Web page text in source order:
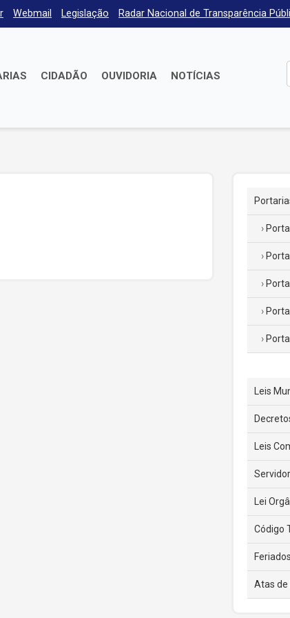
Webmail Legislação Radar Nacional de Transparência
CIDADÃO OUVIDORIA NOTÍCIAS
Leis
Leis
Lei
Código
Atas de